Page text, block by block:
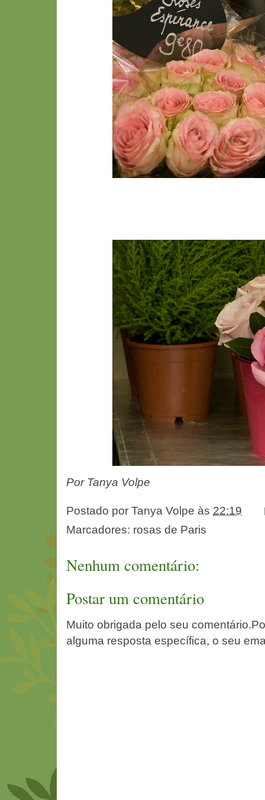
Por Tanya Volpe
Postado por Tanya Volpe às 22:19
Marcadores: rosas de Paris
Nenhum comentário:
Postar um comentário
Muito obrigada pelo seu
alguma resposta específica, o seu